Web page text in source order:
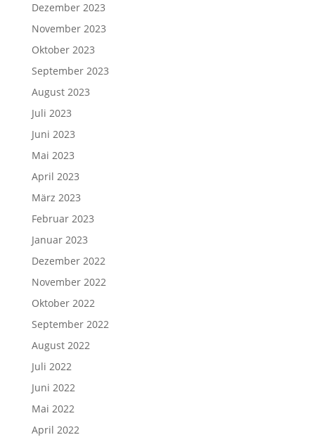
Dezember 2023
November 2023
Oktober 2023
September 2023
August 2023
Juli 2023
Juni 2023
Mai 2023
April 2023
März 2023
Februar 2023
Januar 2023
Dezember 2022
November 2022
Oktober 2022
September 2022
August 2022
Juli 2022
Juni 2022
Mai 2022
April 2022